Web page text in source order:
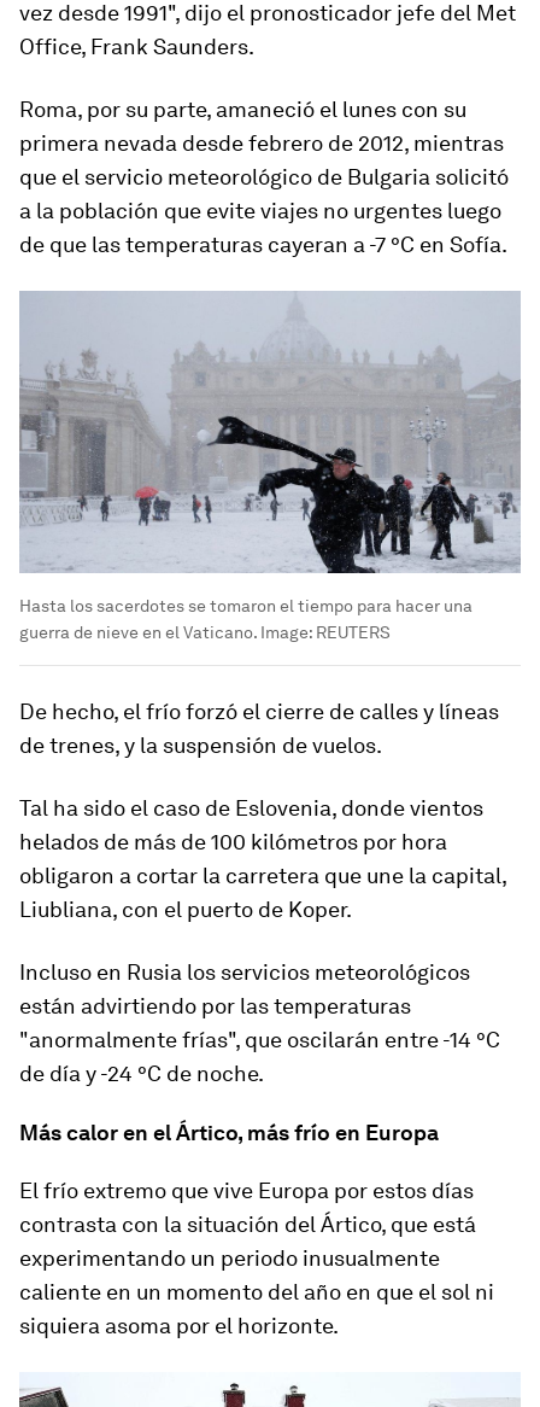
vez desde 1991", dijo el pronosticador jefe del Met
Office, Frank Saunders.
Roma, por su parte, amaneció el lunes con su
primera nevada desde febrero de 2012, mientras
que el servicio meteorológico de Bulgaria solicitó
a la población que evite viajes no urgentes luego
de que las temperaturas cayeran a -7 °C en Sofía.
Hasta los sacerdotes se tomaron el tiempo para hacer una
guerra de nieve en el Vaticano. Image: REUTERS
De hecho, el fríoforzó el cierre de calles y líneas
de trenes, y la suspensión de vuelos.
Tal ha sido el caso de Eslovenia, donde vientos
helados de más de 100 kilómetros por hora
obligaron a cortar la carretera que une la capital,
Liubliana, con el puerto de Koper.
Incluso en Rusia los servicios meteorológicos
están advirtiendo por las temperaturas
"anormalmente frías", que oscilarán entre -14 °C
de día y -24 °C de noche.
Más calor en elÁrtico, más frío en Europa
El frío extremo que vive Europa por estos días
contrasta con la situación del Ártico, que está
experimentando un periodo inusualmente
caliente en un momento del año en que el sol ni
siquiera asoma por el horizonte.